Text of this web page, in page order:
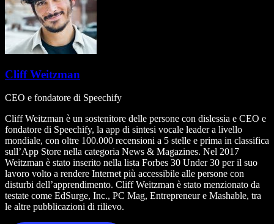
Cliff Weitzman
CEO e fondatore di Speechify
Cliff Weitzman è un sostenitore delle persone con dislessia e CEO e
fondatore di Speechify, la app di sintesi vocale leader a livello
mondiale, con oltre 100.000 recensioni a 5 stelle e prima in classifica
sull’App Store nella categoria News & Magazines. Nel 2017
Weitzman è stato inserito nella lista Forbes 30 Under 30 per il suo
lavoro volto a rendere Internet più accessibile alle persone con
disturbi dell’apprendimento. Cliff Weitzman è stato menzionato da
testate come EdSurge, Inc., PC Mag, Entrepreneur e Mashable, tra
le altre pubblicazioni di rilievo.